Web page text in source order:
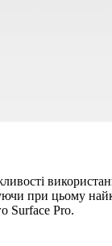
при цьому
Surface Pro.